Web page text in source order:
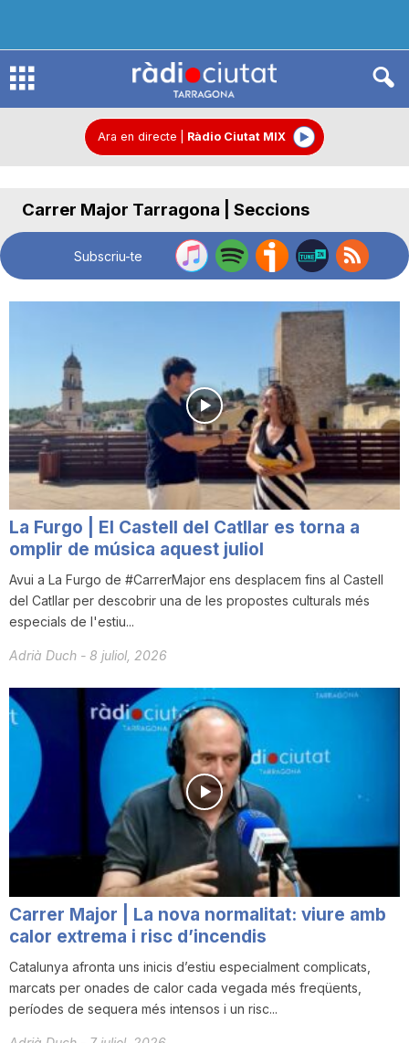
R
i
u
t
a
t
d
e
a
r
Ara en directe Ràdio Ciutat MIX
Carrer Major Tarragona | Seccions
Subscriu-te
La Furgo | El Castell del Catllar es torna a
omplir de música aquest juliol
Avui a La Furgo de #CarrerMajor ens desplacem fins al Castell
del Catllar per descobrir una de les propostes culturals més
especials de l'estiu...
Adrià Duch - 8 juliol, 2026
Carrer Major | La nova normalitat: viure amb
calor extrema i risc d’incendis
Catalunya afronta uns inicis d’estiu especialment complicats,
marcats per onades de calor cada vegada més freqüents,
períodes de sequera més intensos i un risc...